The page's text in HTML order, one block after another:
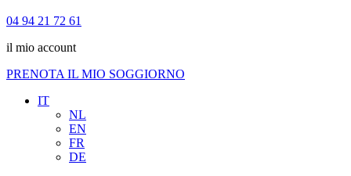
04 94 21 72 61
il mio account
PRENOTA IL MIO SOGGIORNO
IT
NL
EN
FR
DE